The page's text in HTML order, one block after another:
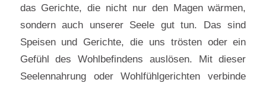
das Gerichte, die nicht nur den Magen wärmen,
sondern auch unserer Seele gut tun. Das sind
Speisen und Gerichte, die uns trösten oder ein
Gefühl des Wohlbefindens auslösen. Mit dieser
Seelennahrung oder Wohlfühlgerichten verbinde